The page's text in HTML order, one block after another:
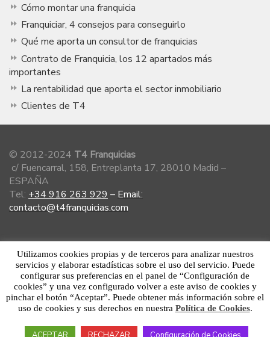
Cómo montar una franquicia
Franquiciar, 4 consejos para conseguirlo
Qué me aporta un consultor de franquicias
Contrato de Franquicia, los 12 apartados más
importantes
La rentabilidad que aporta el sector inmobiliario
Clientes de T4
© 2012-2024 T4 Franquicias
c/ Fuencarral, 158, Entreplanta 17, 28010 Madid –
ESPAÑA
Tel: +34 916 263 929 – Email:
contacto@t4franquicias.com
Miembro de la Asociación Española de
Franquiciadores
Aviso Legal·Política de Privacidad
Utilizamos cookies propias y de terceros para analizar nuestros
servicios y elaborar estadísticas sobre el uso del servicio. Puede
configurar sus preferencias en el panel de “Configuración de
cookies” y una vez configurado volver a este aviso de cookies y
pinchar el botón “Aceptar”. Puede obtener más información sobre el
uso de cookies y sus derechos en nuestra Política de Cookies.